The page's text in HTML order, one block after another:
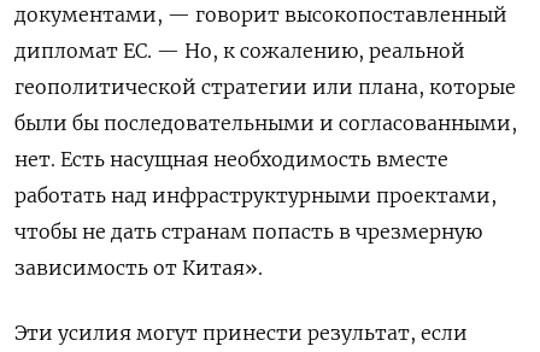
документами, — говорит высокопоставленный
дипломат ЕС. — Но, к сожалению, реальной
геополитической стратегии или плана, которые
были бы последовательными и согласованными,
нет. Есть насущная необходимость вместе
работать над инфраструктурными проектами,
чтобы не дать странам попасть в чрезмерную
зависимость от Китая».
Эти усилия могут принести результат, если